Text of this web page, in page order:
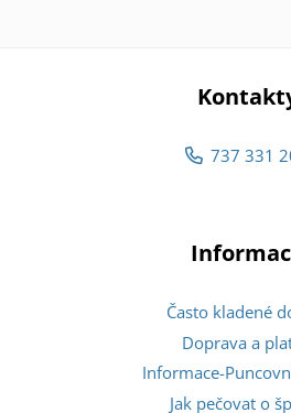
737 331
Často kladené
Doprava a
Informace-
Jak pečovat o